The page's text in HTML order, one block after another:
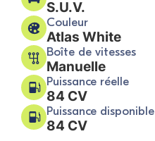
S.U.V.
Couleur
Atlas White
Boîte de vitesses
Manuelle
Puissance réelle
84 CV
Puissance disponible
84 CV